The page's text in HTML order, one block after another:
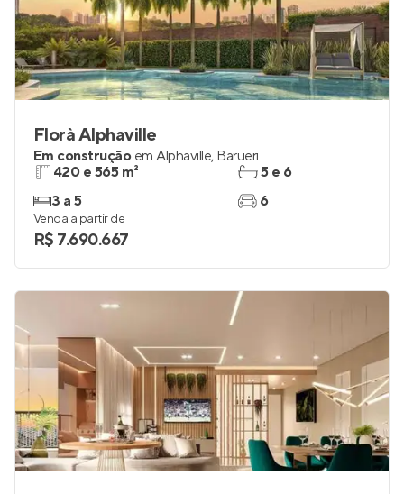
Florà Alphaville
Em construção em Alphaville, Barueri
420 e 565 m²
3 a 5
5 e 6
6
Venda a partir de
R$ 7.690.667